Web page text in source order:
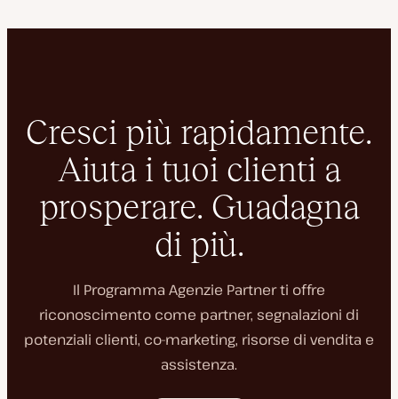
Cresci più rapidamente.
Aiuta i tuoi clienti a
prosperare. Guadagna
di più.
Il Programma Agenzie Partner ti offre
riconoscimento come partner, segnalazioni di
potenziali clienti, co-marketing, risorse di vendita e
assistenza.